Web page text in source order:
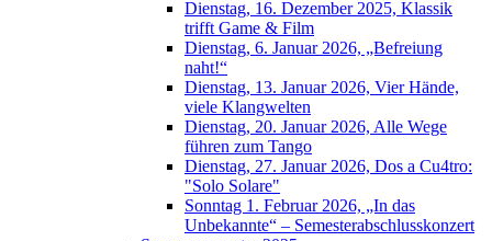
Dienstag, 16. Dezember 2025, Klassik
trifft Game & Film
Dienstag, 6. Januar 2026, „Befreiung
naht!“
Dienstag, 13. Januar 2026, Vier Hände,
viele Klangwelten
Dienstag, 20. Januar 2026, Alle Wege
führen zum Tango
Dienstag, 27. Januar 2026, Dos a Cu4tro:
"Solo Solare"
Sonntag 1. Februar 2026, „In das
Unbekannte“ – Semesterabschlusskonzert